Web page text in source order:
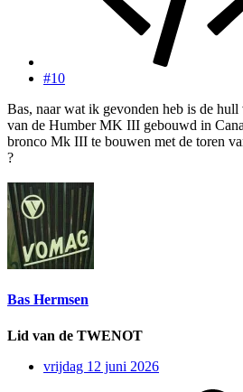
#10
Bas, naar wat ik gevonden heb is de
van de Humber MK III gebouwd in
bronco Mk III te bouwen met de toren
?
Bas Hermsen
Lid van de TWENOT
vrijdag 12 juni 2026